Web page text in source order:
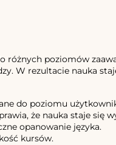
różnych poziomów
W rezultacie nauka
do poziomu
że nauka staje się
opanowanie języka.
kursów.